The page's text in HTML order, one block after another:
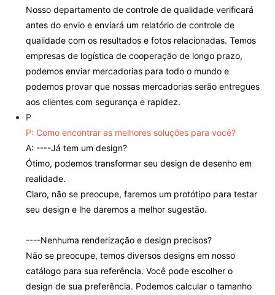
Nosso departamento de controle de qualidade verificará
antes do envio e enviará um relatório de controle de
qualidade com os resultados e fotos relacionadas. Temos
empresas de logística de cooperação de longo prazo,
podemos enviar mercadorias para todo o mundo e
podemos provar que nossas mercadorias serão entregues
aos clientes com segurança e rapidez.
P
P: Como encontrar as melhores soluções para você?
A: ----Já tem um design?
Ótimo, podemos transformar seu design de desenho em
realidade.
Claro, não se preocupe, faremos um protótipo para testar
seu design e lhe daremos a melhor sugestão.
----Nenhuma renderização e design precisos?
Não se preocupe, temos diversos designs em nosso
catálogo para sua referência. Você pode escolher o
design de sua preferência. Podemos calcular o tamanho